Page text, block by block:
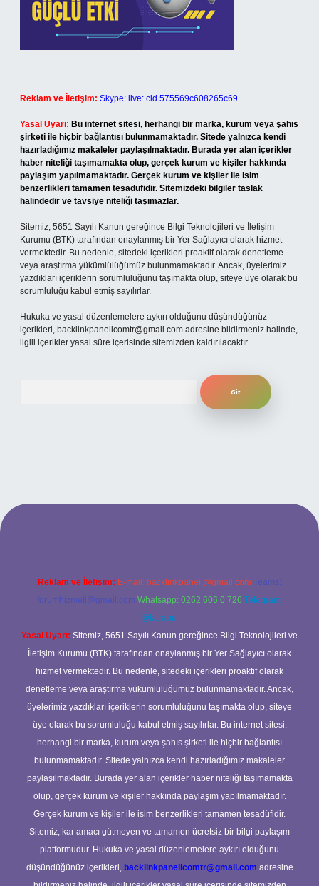
Reklam ve İletişim: Skype: live:.cid.575569c608265c69
Yasal Uyarı: Bu internet sitesi, herhangi bir marka, kurum veya şahıs
şirketi ile hiçbir bağlantısı bulunmamaktadır. Sitede yalnızca kendi
hazırladığımız makaleler paylaşılmaktadır. Burada yer alan içerikler
haber niteliği taşımamakta olup, gerçek kurum ve kişiler hakkında
paylaşım yapılmamaktadır. Gerçek kurum ve kişiler ile isim
benzerlikleri tamamen tesadüfidir. Sitemizdeki bilgiler taslak
halindedir ve tavsiye niteliği taşımazlar.
Sitemiz, 5651 Sayılı Kanun gereğince Bilgi Teknolojileri ve İletişim
Kurumu (BTK) tarafından onaylanmış bir Yer Sağlayıcı olarak hizmet
vermektedir. Bu nedenle, sitedeki içerikleri proaktif olarak denetleme
veya araştırma yükümlülüğümüz bulunmamaktadır. Ancak, üyelerimiz
yazdıkları içeriklerin sorumluluğunu taşımakta olup, siteye üye olarak bu
sorumluluğu kabul etmiş sayılırlar.
Hukuka ve yasal düzenlemelere aykırı olduğunu düşündüğünüz
içerikleri, backlinkpanelicomtr@gmail.com adresine bildirmeniz halinde,
ilgili içerikler yasal süre içerisinde sitemizden kaldırılacaktır.
giriş
Reklam ve İletişim: E-mail: backlinkpaneli@gmail.com Teams:
forumhizmeti@gmail.com Whatsapp: 0262 606 0 726 Telegram:
@karabul
Yasal Uyarı: Sitemiz, 5651 Sayılı Kanun gereğince Bilgi Teknolojileri ve
İletişim Kurumu (BTK) tarafından onaylanmış bir Yer Sağlayıcı olarak
hizmet vermektedir. Bu nedenle, sitedeki içerikleri proaktif olarak
denetleme veya araştırma yükümlülüğümüz bulunmamaktadır. Ancak,
üyelerimiz yazdıkları içeriklerin sorumluluğunu taşımakta olup, siteye
üye olarak bu sorumluluğu kabul etmiş sayılırlar. Bu internet sitesi,
herhangi bir marka, kurum veya şahıs şirketi ile hiçbir bağlantısı
bulunmamaktadır. Sitede yalnızca kendi hazırladığımız makaleler
paylaşılmaktadır. Burada yer alan içerikler haber niteliği taşımamakta
olup, gerçek kurum ve kişiler hakkında paylaşım yapılmamaktadır.
Gerçek kurum ve kişiler ile isim benzerlikleri tamamen tesadüfidir.
Sitemiz, kar amacı gütmeyen ve tamamen ücretsiz bir bilgi paylaşım
platformudur. Hukuka ve yasal düzenlemelere aykırı olduğunu
düşündüğünüz içerikleri, backlinkpanelicomtr@gmail.com adresine